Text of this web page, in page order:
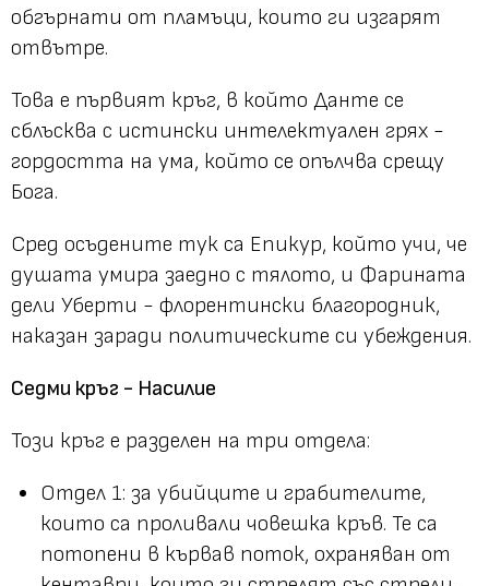
обгърнати от пламъци, които ги изгарят
отвътре.
Това е първият кръг, в който Данте се
сблъсква с истински интелектуален грях -
гордостта на ума, който се опълчва срещу
Бога.
Сред осъдените тук са Епикур, който учи, че
душата умира заедно с тялото, и Фарината
дели Уберти - флорентински благородник,
наказан заради политическите си убеждения.
Седми кръг - Насилие
Този кръг е разделен на три отдела:
Отдел 1: за убийците и грабителите,
които са проливали човешка кръв. Те са
потопени в кървав поток, охраняван от